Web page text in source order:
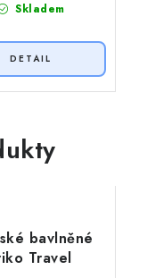
Skladem
bavlněné
Travel